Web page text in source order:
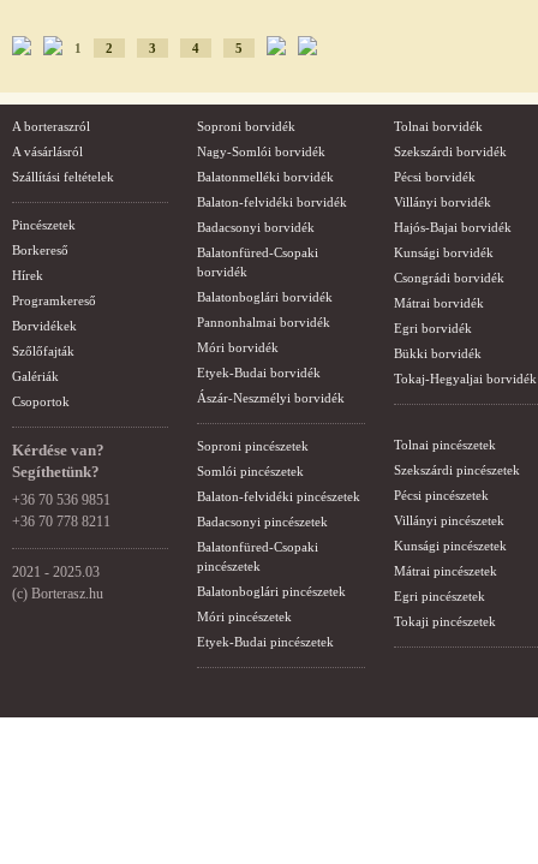
1 2 3 4 5
A borteraszról
A vásárlásról
Szállítási feltételek
Pincészetek
Borkereső
Hírek
Programkereső
Borvidékek
Szőlőfajták
Galériák
Csoportok
Kérdése van?
Segíthetünk?
+36 70 536 9851
+36 70 778 8211
2021 - 2025.03
(c) Borterasz.hu
Soproni borvidék
Nagy-Somlói borvidék
Balatonmelléki borvidék
Balaton-felvidéki borvidék
Badacsonyi borvidék
Balatonfüred-Csopaki
borvidék
Balatonboglári borvidék
Pannonhalmai borvidék
Móri borvidék
Etyek-Budai borvidék
Ászár-Neszmélyi borvidék
Soproni pincészetek
Somlói pincészetek
Balaton-felvidéki pincészetek
Badacsonyi pincészetek
Balatonfüred-Csopaki
pincészetek
Balatonboglári pincészetek
Móri pincészetek
Etyek-Budai pincészetek
Tolnai borvidék
Szekszárdi borvidék
Pécsi borvidék
Villányi borvidék
Hajós-Bajai borvidék
Kunsági borvidék
Csongrádi borvidék
Mátrai borvidék
Egri borvidék
Bükki borvidék
Tokaj-Hegyaljai borvidék
Tolnai pincészetek
Szekszárdi pincészetek
Pécsi pincészetek
Villányi pincészetek
Kunsági pincészetek
Mátrai pincészetek
Egri pincészetek
Tokaji pincészetek